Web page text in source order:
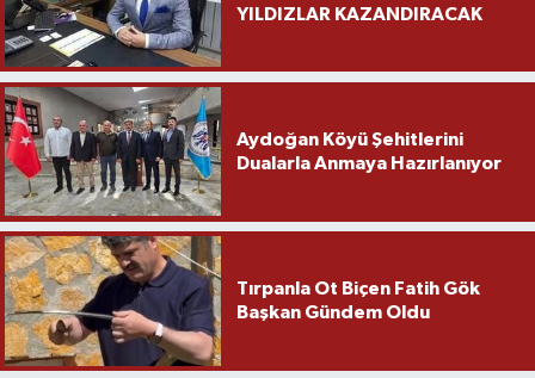
YILDIZLAR KAZANDIRACAK
Aydoğan Köyü Şehitlerini
Dualarla Anmaya Hazırlanıyor
Tırpanla Ot Biçen Fatih Gök
Başkan Gündem Oldu